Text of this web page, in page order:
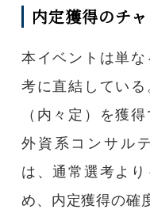
内定獲得のチ
本イベントは単
考に直結してい
（内々定）を獲
外資系コンサル
は、通常選考よ
め、内定獲得の確